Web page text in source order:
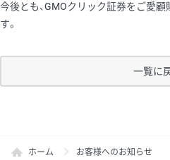
今後とも、GMOクリック証券をご愛
す。
一覧に
ホーム お客様へのお知らせ